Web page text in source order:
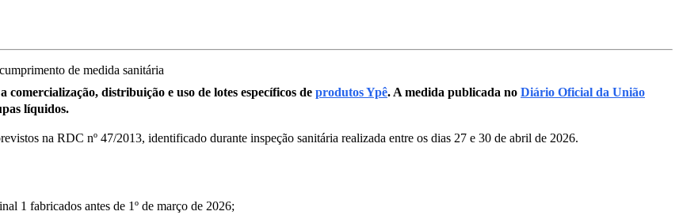
comercialização, distribuição e uso de lotes específicos de produtos Ypê. A medida publicada no Diário Oficial da União
líquidos.
na RDC nº 47/2013, identificado durante inspeção sanitária realizada entre os dias 27 e 30 de abril de 2026.
1 fabricados antes de 1º de março de 2026;